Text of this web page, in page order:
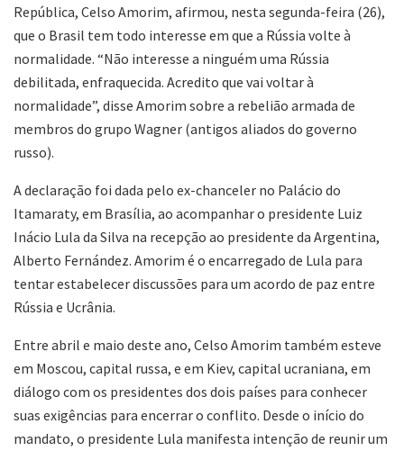
República, Celso Amorim, afirmou, nesta segunda-feira (26),
que o Brasil tem todo interesse em que a Rússia volte à
normalidade. “Não interesse a ninguém uma Rússia
debilitada, enfraquecida. Acredito que vai voltar à
normalidade”, disse Amorim sobre a rebelião armada de
membros do grupo Wagner (antigos aliados do governo
russo).
A declaração foi dada pelo ex-chanceler no Palácio do
Itamaraty, em Brasília, ao acompanhar o presidente Luiz
Inácio Lula da Silva na recepção ao presidente da Argentina,
Alberto Fernández. Amorim é o encarregado de Lula para
tentar estabelecer discussões para um acordo de paz entre
Rússia e Ucrânia.
Entre abril e maio deste ano, Celso Amorim também esteve
em Moscou, capital russa, e em Kiev, capital ucraniana, em
diálogo com os presidentes dos dois países para conhecer
suas exigências para encerrar o conflito. Desde o início do
mandato, o presidente Lula manifesta intenção de reunir um